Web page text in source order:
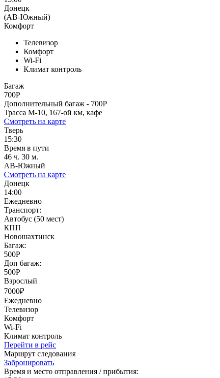
Донецк
(АВ-Южный)
Комфорт
Телевизор
Комфорт
Wi-Fi
Климат контроль
Багаж
700Р
Дополнительный багаж - 700Р
Трасса М-10, 167-ой км, кафе
Смотреть на карте
Тверь
15:30
Время в пути
46 ч. 30 м.
АВ-Южный
Смотреть на карте
Донецк
14:00
Ежедневно
Транспорт:
Автобус (50 мест)
КПП
Новошахтинск
Багаж:
500Р
Доп багаж:
500Р
Взрослый
7000₽
Ежедневно
Телевизор
Комфорт
Wi-Fi
Климат контроль
Перейти в рейс
Маршрут следования
Забронировать
Время и место отправления / прибытия: